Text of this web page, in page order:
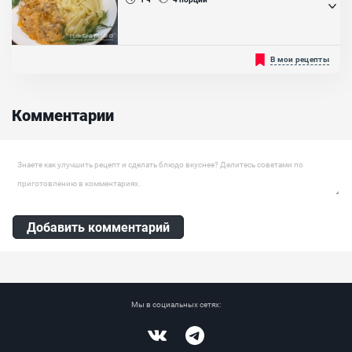
приготовьте...
Невероятно вкусной, нежной и сочной получается правильно
приготовленная печень по-строгановски. Чаще используется
добавляется соль. К печени в сливочном соусе можно подобрать
массу гарниров....
В мои рецепты
Комментарии
Оставить комментарий
Добавить комментарий
Мы в социальных сетях: